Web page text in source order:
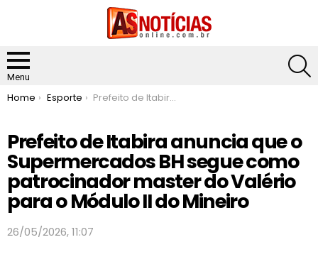
Menu
You are here:
Home Esporte Prefeito de Itabira anuncia que o Supermercados BH segue como patrocinador master do Valério para o Módulo II do Mineiro
Prefeito de Itabira anuncia que o
Supermercados BH segue como
patrocinador master do Valério
para o Módulo II do Mineiro
26/05/2026, 11:07